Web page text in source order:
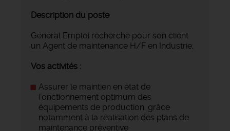
Description du poste
Général Emploi recherche pour son client
un Agent de maintenance H/F en Industrie;
Vos activités :
Assurer le maintien en état de
fonctionnement optimum des
équipements de production, grâce
notamment à la réalisation des plans de
maintenance préventive